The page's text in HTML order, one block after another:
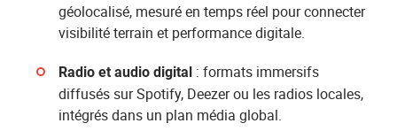
géolocalisé, mesuré en temps réel pour connecter
visibilité terrain et performance digitale.
Radio et audio digital : formats immersifs
diffusés sur Spotify, Deezer ou les radios locales,
intégrés dans un plan média global.